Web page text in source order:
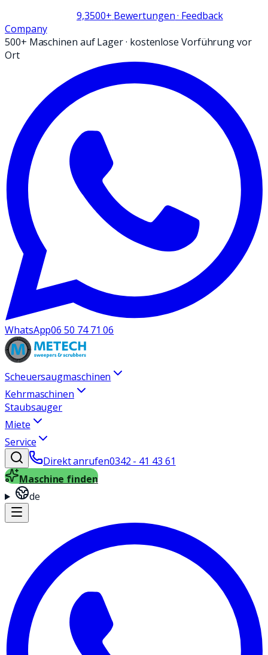
9,3500+ Bewertungen· Feedback
Company
500+ Maschinen auf Lager· kostenlose Vorführung vor
Ort
WhatsApp06 50 74 71 06
Scheuersaugmaschinen
Kehrmaschinen
Staubsauger
Miete
Service
Direkt anrufen0342 - 41 43 61
Maschine finden
de